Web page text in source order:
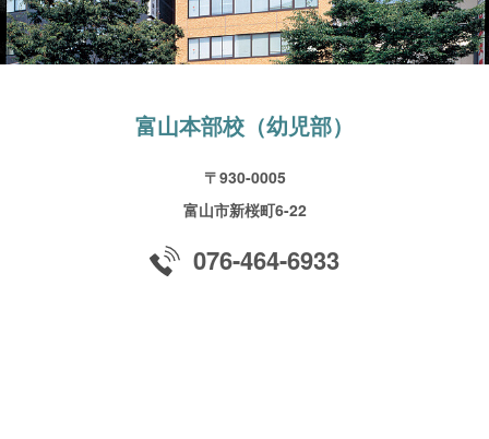
富山本部校（幼児部）
〒930-0005
富山市新桜町6-22
076-464-6933